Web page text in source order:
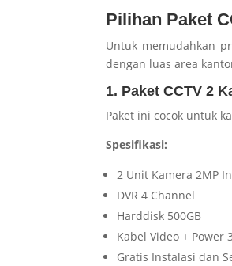
Pilihan Paket
Untuk memudahkan
dengan luas area
1. Paket CCTV 2
Paket ini cocok untuk
Spesifikasi:
2 Unit Kamera 2MP
DVR 4 Channel
Harddisk 500GB
Kabel Video + Power
Gratis Instalasi dan